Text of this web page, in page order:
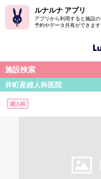
ルナルナ アプリ
アプリから利用すると施設の
予約やデータ共有ができます
施設検索
井町産婦人科医院
婦人科